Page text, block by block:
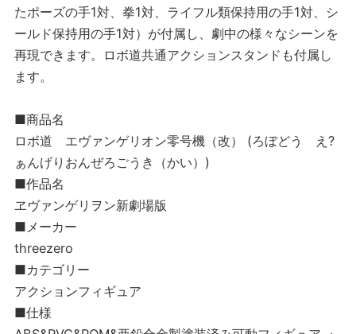
たポーズの手1対、拳1対、ライフル類保持用の手1対、シ
ールド保持用の手1対）が付属し、劇中の様々なシーンを
再現できます。ロボ道共通アクションスタンドも付属し
ます。
■商品名
ロボ道 エヴァンゲリオン零号機（改） (ろぼどう え?
ぁんげりおんぜろごうき（かい）)
■作品名
ヱヴァンゲリヲン新劇場版
■メーカー
threezero
■カテゴリー
アクションフィギュア
■仕様